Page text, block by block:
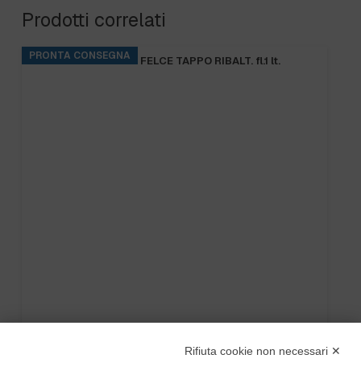
Prodotti correlati
PRONTA CONSEGNA
B.FRESH SHAMPOO FELCE TAPPO RIBALT. fl.1 lt.
Rifiuta cookie non necessari ✕